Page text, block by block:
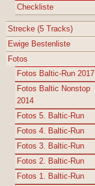
Checkliste
Strecke (5 Tracks)
Ewige Bestenliste
Fotos
Fotos Baltic-Run 2017
Fotos Baltic Nonstop
2014
Fotos 5. Baltic-Run
Fotos 4. Baltic-Run
Fotos 3. Baltic-Run
Fotos 2. Baltic-Run
Fotos 1. Baltic-Run